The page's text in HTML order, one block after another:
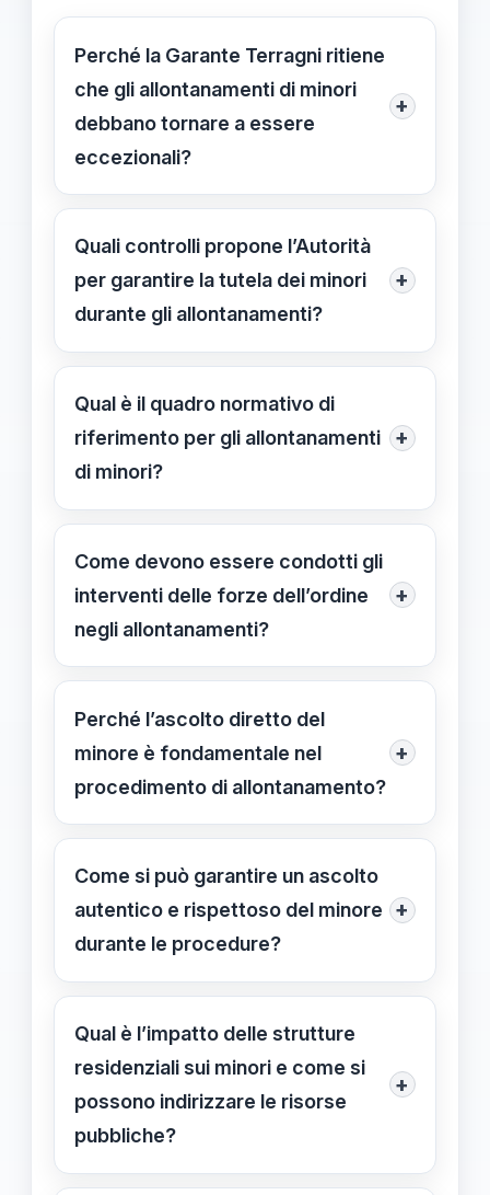
Perché la Garante Terragni ritiene
che gli allontanamenti di minori
debbano tornare a essere
eccezionali?
+
La Garante Terragni evidenzia che gli
allontanamenti frequenti possono
causare traumi e compromettere il
benessere del minore, quindi devono
pericolo.
Quali controlli propone l’Autorità
per garantire la tutela dei minori
durante gli allontanamenti?
+
L’Autorità richiede un incremento dei
controlli preventivi e verifiche post-
allontanamento, coinvolgendo forze
dell’ordine, servizi sociali e giudici per
Qual è il quadro normativo di
riferimento per gli allontanamenti
di minori?
+
Il Codice civile, in particolare
l'articolo 403, autorizza i
prelevamenti forzati solo in
emergenze, garantendo l’ascolto del
Come devono essere condotti gli
interventi delle forze dell’ordine
negli allontanamenti?
+
Le forze dell’ordine devono
intervenire solo in situazioni di
emergenza, sempre sotto controllo
giudiziario e garantendo rispetto dei
Perché l’ascolto diretto del
minore è fondamentale nel
procedimento di allontanamento?
+
L’ascolto permette di capire le sue
esigenze e valutare se
l’allontanamento sia giustificato,
favorendo decisioni più rispettose dei
Come si può garantire un ascolto
autentico e rispettoso del minore
durante le procedure?
+
È essenziale formare giudici e
operatori sociali, assicurando che il
minore venga ascoltato da personale
qualificato, rispettando i suoi tempi e
capacità comunicative.
Qual è l’impatto delle strutture
residenziali sui minori e come si
possono indirizzare le risorse
pubbliche?
+
Con circa 25.000 minori ospitati, si